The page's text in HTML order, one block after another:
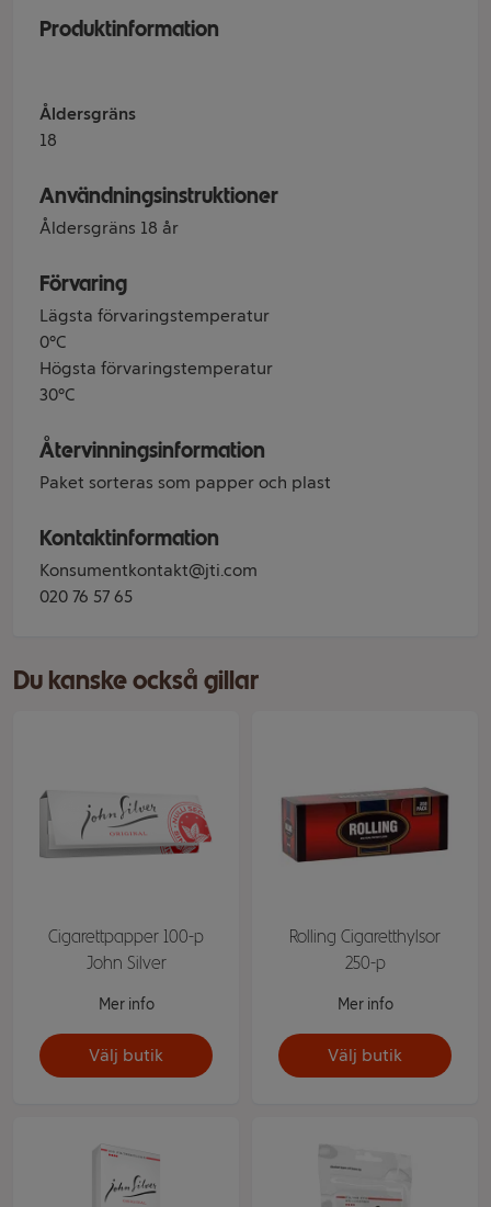
Produktinformation
Åldersgräns
18
Användningsinstruktioner
Åldersgräns 18 år
Förvaring
Lägsta förvaringstemperatur
0°C
Högsta förvaringstemperatur
30°C
Återvinningsinformation
Paket sorteras som papper och plast
Kontaktinformation
Konsumentkontakt@jti.com
020 76 57 65
Du kanske också gillar
Cigarettpapper 100-p
John Silver
Mer info
Välj butik
Rolling Cigaretthylsor
250-p
Mer info
Välj butik